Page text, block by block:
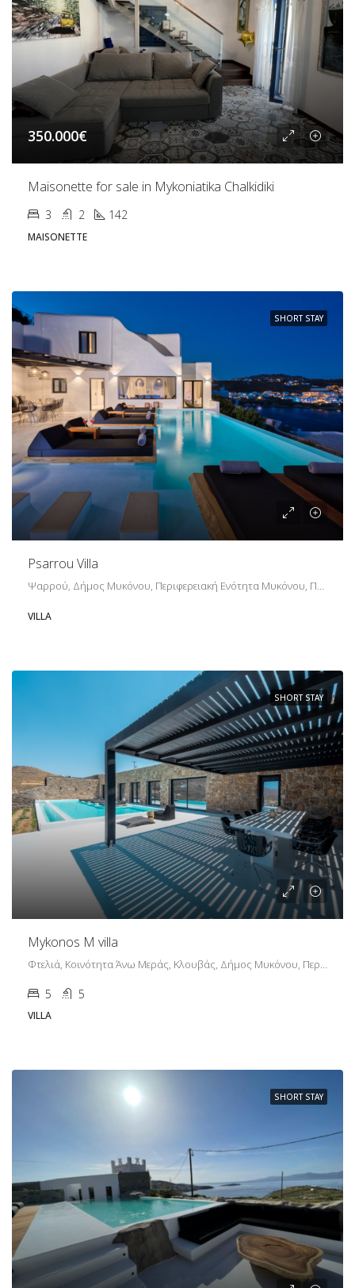
350.000€
Maisonette for sale in Mykoniatika Chalkidiki
3 2 142
MAISONETTE
SHORT STAY
Psarrou Villa
VILLA
SHORT STAY
Mykonos M villa
Φτελιά, Κοινότητα Άνω Μεράς, Κλουβάς, Δήμος Μυκόνου, Περιφερειακή Ενότητα Μυκόνου, Περιφέρεια Νοτίου Αιγαίου, Αποκεντρωμένη Διοίκηση Αιγαίου, 846 00, Ελλάδα
5 5
VILLA
SHORT STAY